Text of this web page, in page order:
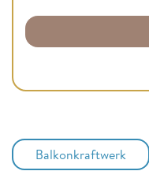
Balkonkraftwerk